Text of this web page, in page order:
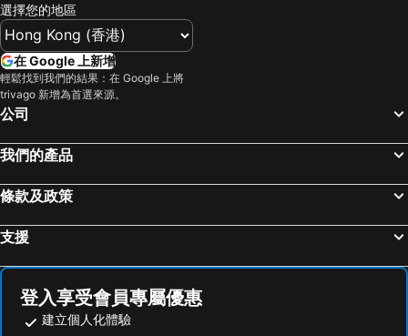
選擇您的地區
在 Google 上新增
輕鬆找到我們的結果：在 Google 上將
trivago 新增為首選來源。
公司
我們的產品
條款及政策
支援
登入享受會員專屬優惠
建立個人化體驗